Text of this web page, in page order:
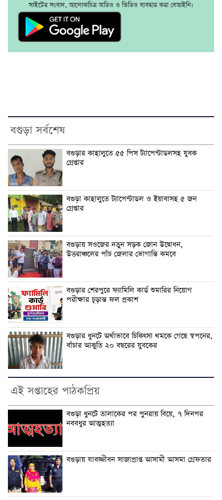
সাইটের সংবাদ, আলোকচিত্র অডিও ও ভিডিও ব্যবহার করা বেআইনি।
বগুড়া সর্বশেষ
বগুড়ার কাহালুতে ৫৫ পিস ট্যাপেন্টাডলসহ যুবক
গ্রেপ্তার
বগুড়া কাহালুতে ট্যাপেন্টাডল ও ইয়াবাসহ ৫ জন
গ্রেপ্তার
বগুড়ায় সওজের নতুন সড়ক জোন উদ্বোধন,
উত্তরাঞ্চলের পাঁচ জেলার ভোগান্তি কমবে
বগুড়ার শেরপুরে ফ্যামিলি কার্ড শুমারির নিয়োগ
পরীক্ষার চূড়ান্ত ফল প্রকাশ
বগুড়ার ধুনটে অর্থাভাবে চিকিৎসা থমকে গেছে স্বপনের,
বাঁচার আকুতি ২০ বছরের যুবকের
এই সপ্তাহের পাঠকপ্রিয়
বগুড়া ধুনটে তালাকের পর পুনরায় বিয়ে, ৭ দিনপর
নববধুর আত্মহত্যা
বগুড়ায় যাবজ্জীবন সাজাপ্রাপ্ত আসামী আসমা গ্রেফতার